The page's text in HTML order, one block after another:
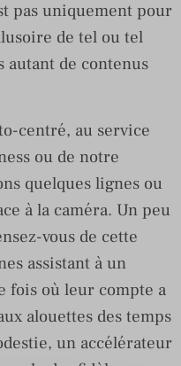
pas uniquement pour
de tel ou tel
autant de contenus
centré, au service
ou de notre
quelques lignes ou
à la caméra. Un peu
vous de cette
assistant à un
fois où leur compte a
alouettes des temps
un accélérateur